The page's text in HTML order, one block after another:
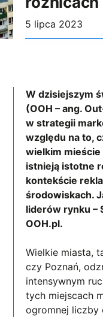
5 lipca 2023
W dzisiejszym
(OOH – ang.
w strategii
względu na to,
wielkim
istnieją istotne
kontekście
środowiskach.
liderów rynku –
OOH.pl.
Wielkie miasta,
czy Poznań,
intensywnym
tych miejscach
ogromnej liczby